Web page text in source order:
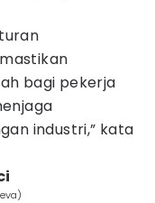
bagi pekerja
industri,” kata